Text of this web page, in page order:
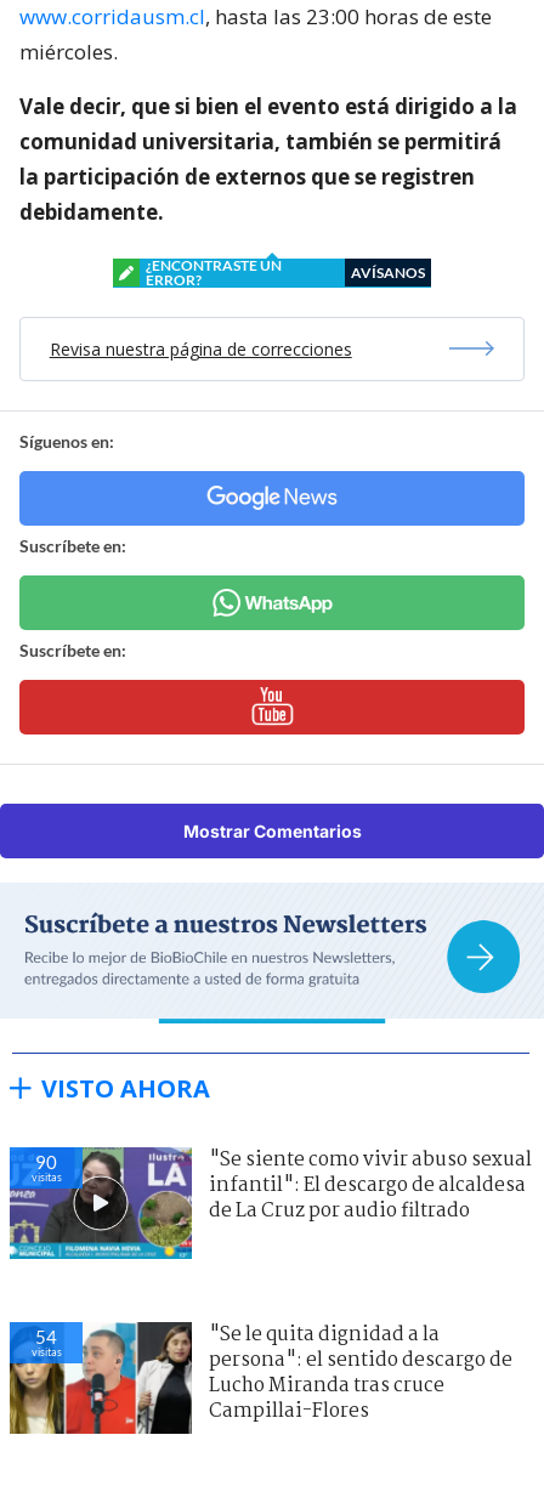
www.corridausm.cl, hasta las 23:00 horas de este
miércoles.
Vale decir, que si bien el evento está dirigido a la
comunidad universitaria, también se permitirá
la participación de externos que se registren
debidamente.
¿ENCONTRASTE UN
ERROR?
AVÍSANOS
Revisa nuestra página de correcciones
Síguenos en:
Suscríbete en:
Suscríbete en:
Mostrar Comentarios
VISTO AHORA
90
visitas
"Se siente como vivir abuso sexual
infantil": El descargo de alcaldesa
de La Cruz por audio filtrado
54
visitas
"Se le quita dignidad a la
persona": el sentido descargo de
Lucho Miranda tras cruce
Campillai-Flores